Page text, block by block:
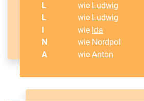
L
wie Ludwig
L
wie Ludwig
wie Ida
N
wie Nordpol
A
wieAnton